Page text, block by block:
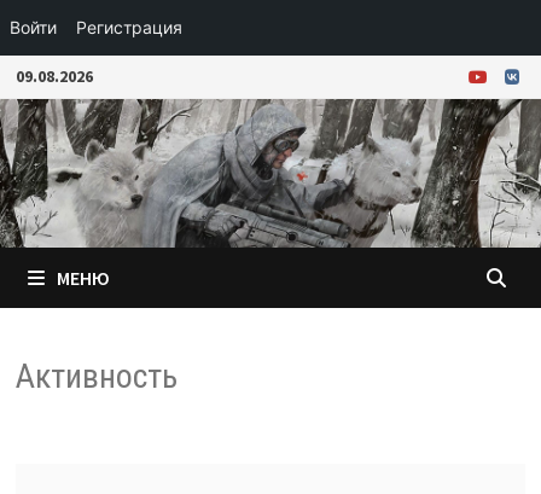
Войти Регистрация
Перейти
к
содержимому
09.08.2026
МЕНЮ
Активность